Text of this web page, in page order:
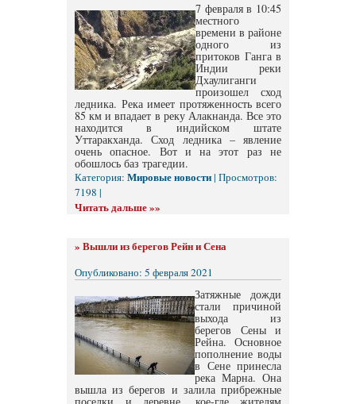
7 февраля в 10:45
местного
времени в районе
одного из
притоков Ганга в
Индии реки
Дхаулиганги
произошел сход
ледника. Река имеет протяженность всего
85 км и впадает в реку Алакнанда. Все это
находится в индийском штате
Уттаракханда. Сход ледника – явление
очень опасное. Вот и на этот раз не
обошлось баз трагедии.
Категория: Мировые новости| Просмотров:
7198 |
Читать дальше »»
» Вышли из берегов Рейн и Сена
Опубликовано: 5 февраля 2021
Затяжные дожди
стали причиной
выхода из
берегов Сены и
Рейна. Основное
пополнение воды
в Сене принесла
река Марна. Она
вышла из берегов и залила прибрежные